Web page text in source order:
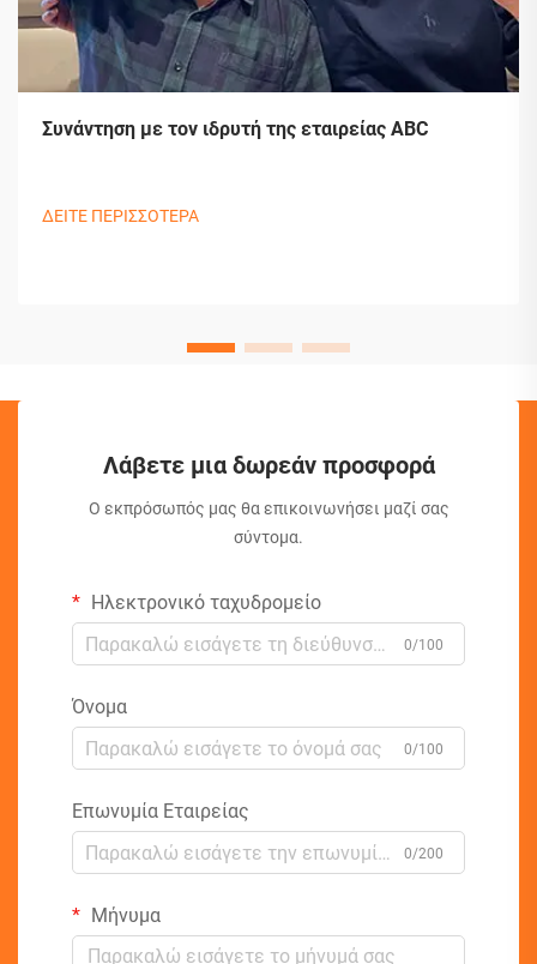
Συνάντηση με τον ιδρυτή της εταιρείας ABC
ΔΕΙΤΕ ΠΕΡΙΣΣΟΤΕΡΑ
Λάβετε μια δωρεάν προσφορά
Ο εκπρόσωπός μας θα επικοινωνήσει μαζί σας
σύντομα.
Ηλεκτρονικό ταχυδρομείο
0/100
Όνομα
0/100
Επωνυμία Εταιρείας
0/200
Μήνυμα